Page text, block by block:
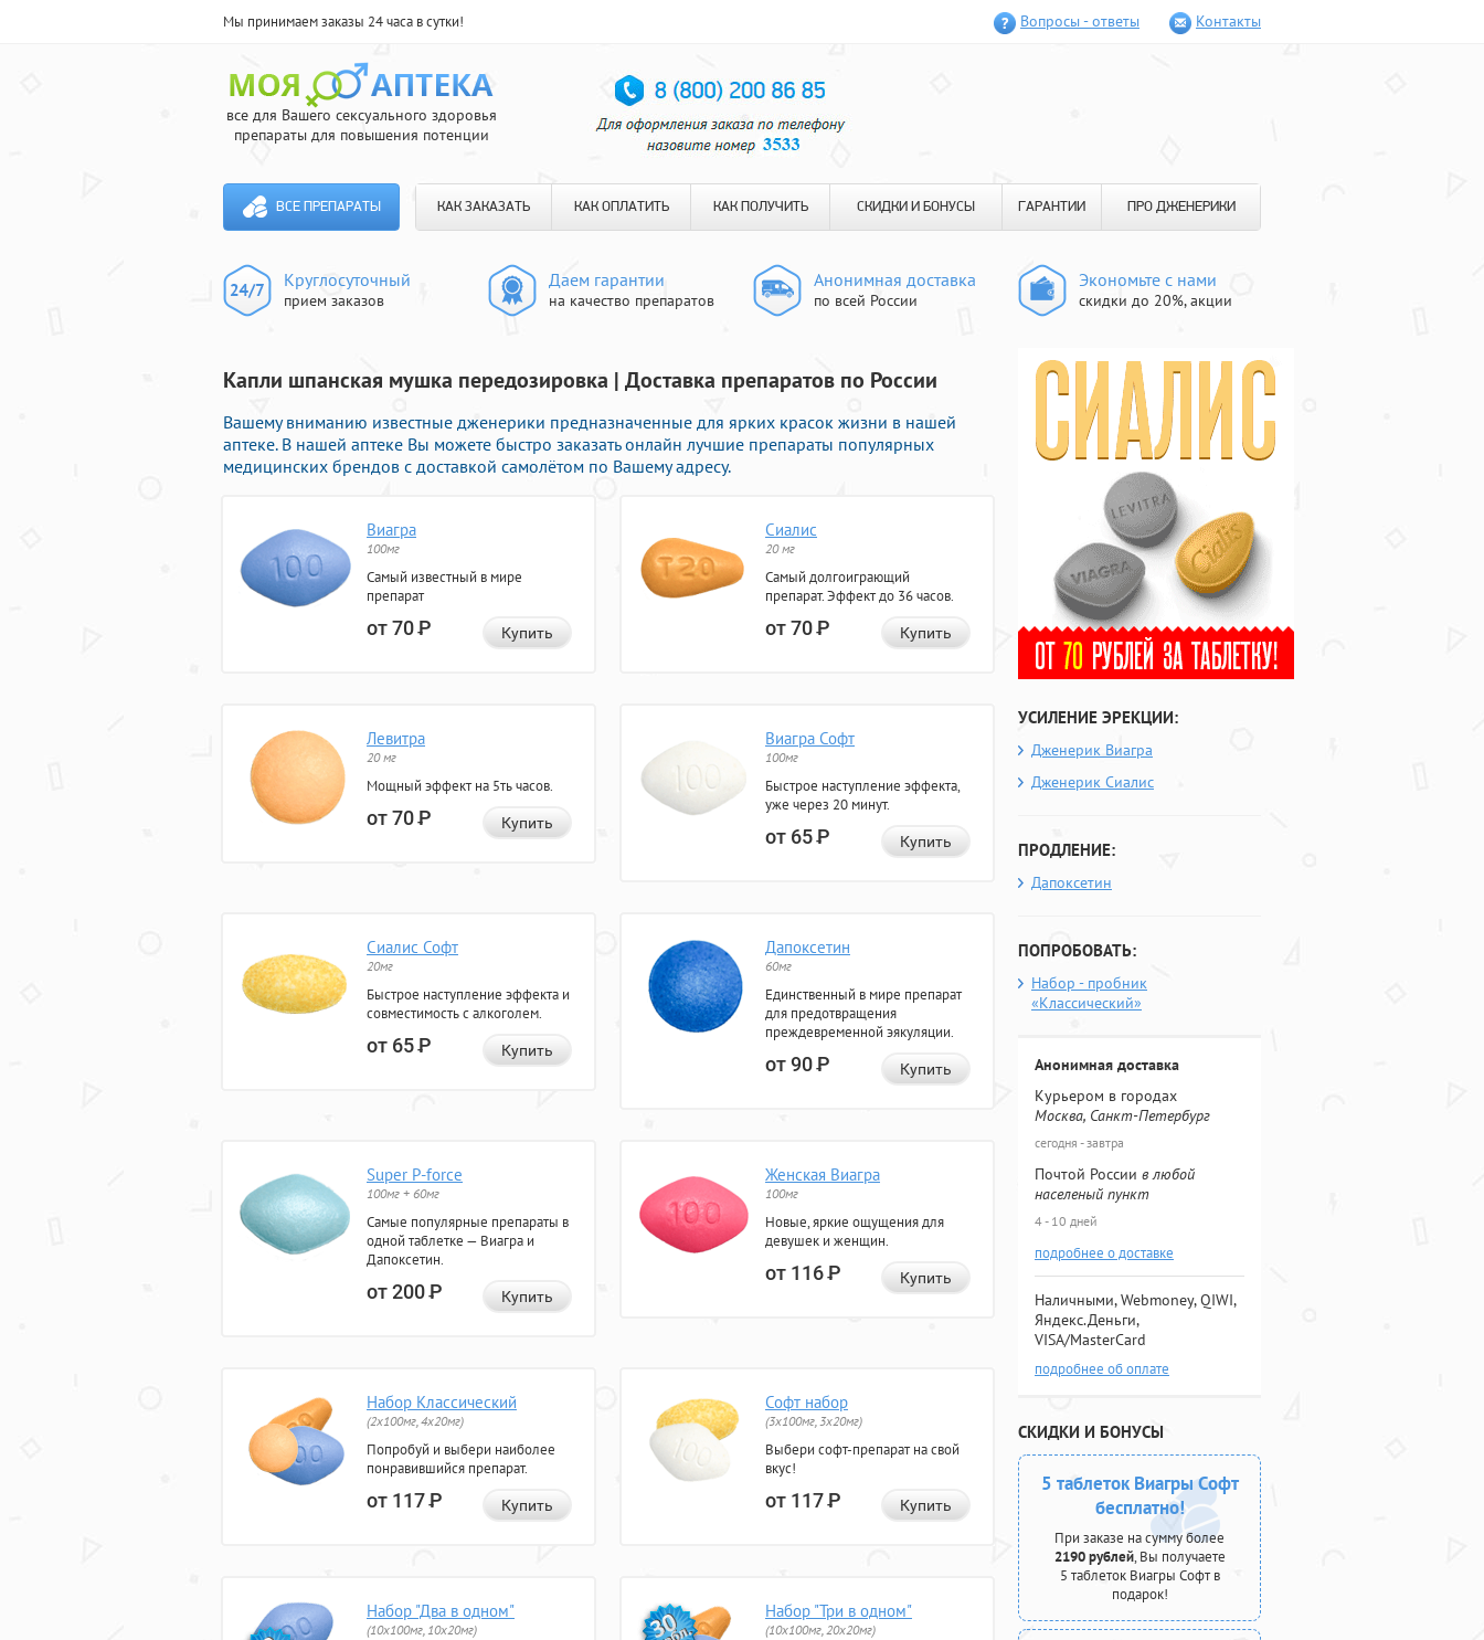
Мы принимаем заказы 24 часа в сутки! Вопросы - ответы Контакты
все для Вашего сексуального здоровья
препараты для повышения потенции
ВСЕ ПРЕПАРАТЫ КАК ЗАКАЗАТЬ КАК ОПЛАТИТЬ КАК ПОЛУЧИТЬ СКИДКИ И БОНУСЫ ГАРАНТИИ ПРО ДЖЕНЕРИКИ
Круглосуточный
прием заказов
Даем гарантии
на качество препаратов
Анонимная доставка
по всей России
Экономьте с нами
скидки до 20%, акции
Капли шпанская мушка передозировка | Доставка препаратов по России
Вашему вниманию известные дженерики предназначенные для ярких красок жизни в нашей
аптеке. В нашей аптеке Вы можете быстро заказать онлайн лучшие препараты популярных
медицинских брендов с доставкой самолётом по Вашему адресу.
Виагра
100мг
Самый известный в мире
препарат
от 70Р Купить
Сиалис
20 мг
Самый долгоиграющий
препарат. Эффект до 36 часов.
от 70Р Купить
Левитра
20 мг
Мощный эффект на 5ть часов.
от 70Р Купить
Виагра Софт
100мг
Быстрое наступление эффекта,
уже через 20 минут.
от 65Р Купить
Сиалис Софт
20мг
Быстрое наступление эффекта и
совместимость с алкоголем.
от 65Р Купить
Дапоксетин
60мг
Единственный в мире препарат
для предотвращения
преждевременной эякуляции.
от 90Р Купить
Super P-force
100мг + 60мг
Самые популярные препараты в
одной таблетке — Виагра и
Дапоксетин.
от 200Р Купить
Женская Виагра
100мг
Новые, яркие ощущения для
девушек и женщин.
от 116Р Купить
Набор Классический
(2x100мг, 4x20мг)
Попробуй и выбери наиболее
понравившийся препарат.
от 117Р Купить
Софт набор
(3x100мг, 3x20мг)
Выбери софт-препарат на свой
вкус!
от 117Р Купить
Набор "Два в одном"
(10x100мг, 10x20мг)
Набор "Три в одном"
(10x100мг, 20x20мг)
УСИЛЕНИЕ ЭРЕКЦИИ:
Дженерик Виагра
Дженерик Сиалис
ПРОДЛЕНИЕ:
Дапоксетин
ПОПРОБОВАТЬ:
Набор - пробник
«Классический»
Анонимная доставка
Курьером в городах
Москва, Санкт-Петербург
сегодня - завтра
Почтой России в любой
населеный пункт
4 - 10 дней
подробнее о доставке
Наличными, Webmoney, QIWI,
Яндекс.Деньги,
VISA/MasterCard
подробнее об оплате
СКИДКИ И БОНУСЫ
5 таблеток Виагры Софт
бесплатно!
При заказе на сумму более
2190 рублей, Вы получаете
5 таблеток Виагры Софт в
подарок!